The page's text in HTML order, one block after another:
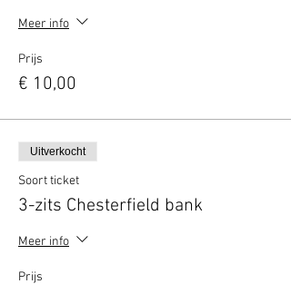
Meer info
Prijs
€ 10,00
Uitverkocht
Soort ticket
3-zits Chesterfield bank
Meer info
Prijs